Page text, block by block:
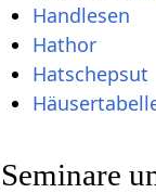
Handlesen
Hathor
Hatschepsut
Seminare